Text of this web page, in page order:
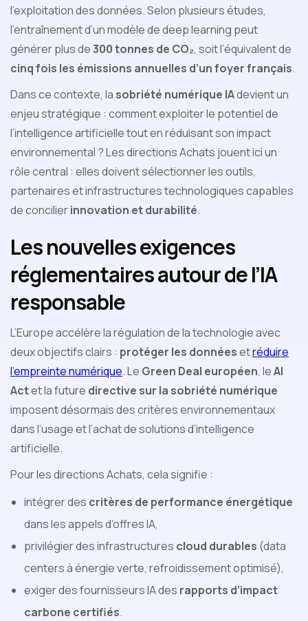
l’exploitation des données. Selon plusieurs études,
l’entraînement d’un modèle de deep learning peut
générer plus de300 tonnes de CO₂, soit l’équivalent de
cinq fois les émissions annuelles d’un foyer français.
Dans ce contexte, la sobriété numérique IAdevient un
enjeu stratégique : comment exploiter le potentiel de
l’intelligence artificielle tout en réduisant son impact
environnemental ? Les directions Achats jouent ici un
rôle central : elles doivent sélectionner les outils,
partenaires et infrastructures technologiques capables
de concilierinnovation et durabilité.
Les nouvelles exigences
réglementaires autour de l’IA
responsable
L’Europe accélère la régulation de la technologie avec
deux objectifs clairs : protéger les donnéesetréduire
l’empreinte numérique. Le Green Deal européen, leAI
Actet la future directive sur la sobriété numérique
imposent désormais des critères environnementaux
dans l’usage et l’achat de solutions d’intelligence
artificielle.
Pour les directions Achats, cela signifie :
intégrer des critères de performance énergétique
dans les appels d’offres IA,
privilégier des infrastructures cloud durables (data
centers à énergie verte, refroidissement optimisé),
exiger des fournisseurs IA des rapports d’impact
carbone certifiés.